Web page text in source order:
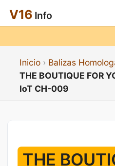
V16 Info
Inicio
Balizas
THE BOUTIQUE FOR
IoT CH-009
THE